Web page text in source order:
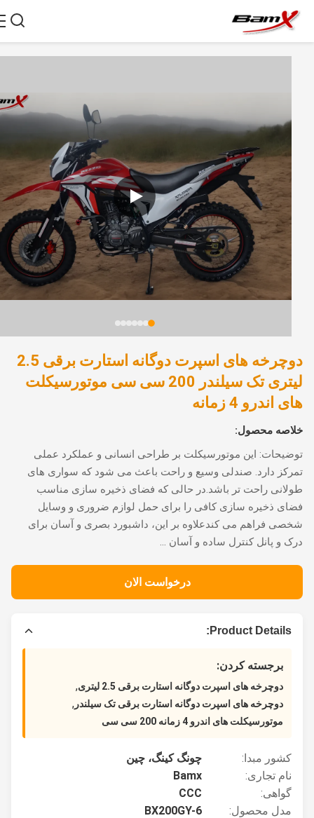
دوچرخه های اسپرت دوگانه استارت برقی 2.5
لیتری تک سیلندر 200 سی سی موتورسیکلت
اندرو 4 زمانه
محصول:
این موتورسیکلت بر طراحی انسانی و عملکرد عملی
دارد. صندلی وسیع و راحت باعث می شود که سواری های
راحت تر باشد.در حالی که فضای ذخیره سازی مناسب
ذخیره سازی کافی را برای حمل لوازم ضروری و وسایل
فراهم می کندعلاوه بر این، داشبورد بصری و آسان برای
و پانل کنترل ساده و آسان ...
درخواست الان
Product Details:
برجسته کردن:
دوچرخه های اسپرت دوگانه استارت برقی 2.5 لیتری ,
دوچرخه های اسپرت دوگانه استارت برقی تک سیلندر,
موتورسیکلت های اندرو 4 زمانه 200 سی سی
کشور مبدا:
چونگ کینگ، چین
نام تجاری:
Bamx
گواهی:
مدل محصول:
BX200GY-6